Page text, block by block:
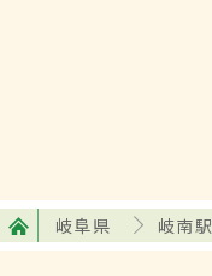
岐阜県 岐南駅